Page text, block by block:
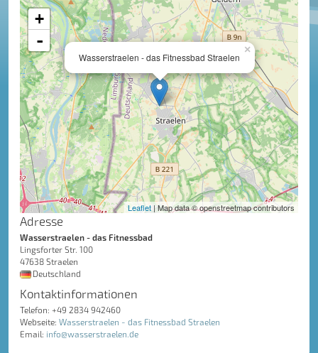
×
Wasserstraelen - das Fitnessbad Straelen
+
-
Leaflet | Map data © openstreetmap contributors
Adresse
Wasserstraelen - das Fitnessbad
Lingsforter Str. 100
47638 Straelen
Deutschland
Kontaktinformationen
Telefon: +49 2834 942460
Webseite: Wasserstraelen - das Fitnessbad Straelen
Email: info@wasserstraelen.de